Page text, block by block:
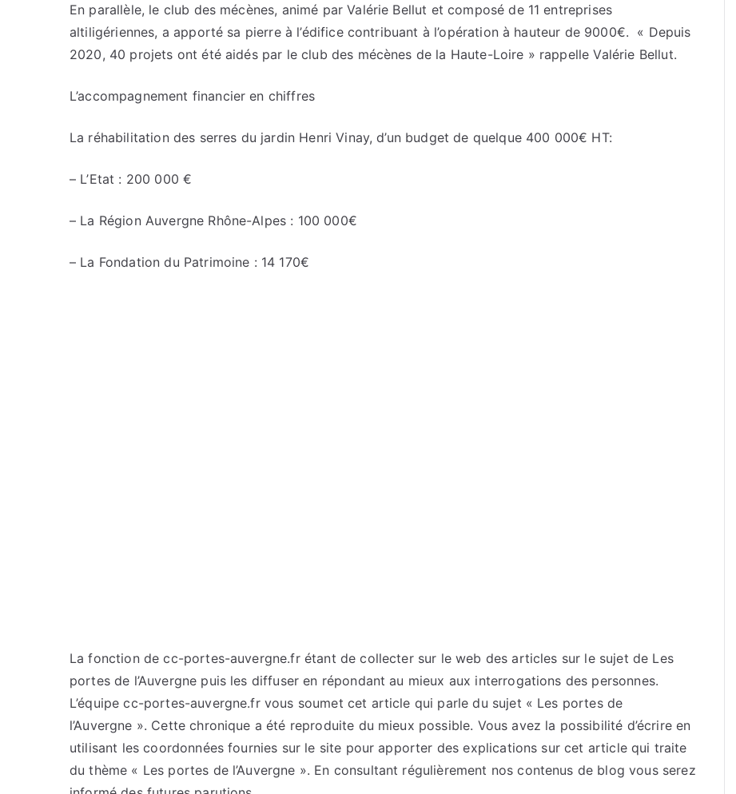
En parallèle, le club des mécènes, animé par Valérie Bellut et composé de 11 entreprises
altiligériennes, a apporté sa pierre à l’édifice contribuant à l’opération à hauteur de 9000€. « Depuis
2020, 40 projets ont été aidés par le club des mécènes de la Haute-Loire » rappelle Valérie Bellut.
L’accompagnement financier en chiffres
La réhabilitation des serres du jardin Henri Vinay, d’un budget de quelque 400 000€ HT:
– L’Etat : 200 000 €
– La Région Auvergne Rhône-Alpes : 100 000€
– La Fondation du Patrimoine : 14 170€
La fonction de cc-portes-auvergne.fr étant de collecter sur le web des articles sur le sujet de Les
portes de l’Auvergne puis les diffuser en répondant au mieux aux interrogations des personnes.
L’équipe cc-portes-auvergne.fr vous soumet cet article qui parle du sujet « Les portes de
l’Auvergne ». Cette chronique a été reproduite du mieux possible. Vous avez la possibilité d’écrire en
utilisant les coordonnées fournies sur le site pour apporter des explications sur cet article qui traite
du thème « Les portes de l’Auvergne ». En consultant régulièrement nos contenus de blog vous serez